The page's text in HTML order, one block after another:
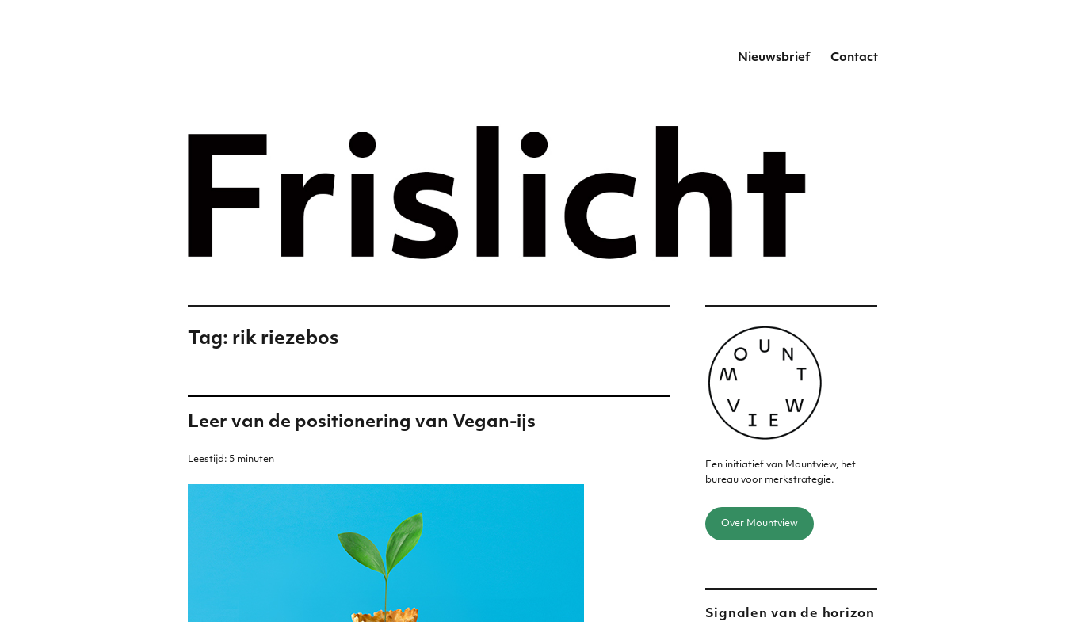
Merkstrategie voor het
Frislicht
Nieuwsbrief Contact
Tag: rik riezebos
Leer van de positionering van Vegan-ijs
Leestijd: 5 minuten
Een initiatief van Mountview, het
bureau voor merkstrategie.
Over Mountview
Signalen van de horizon